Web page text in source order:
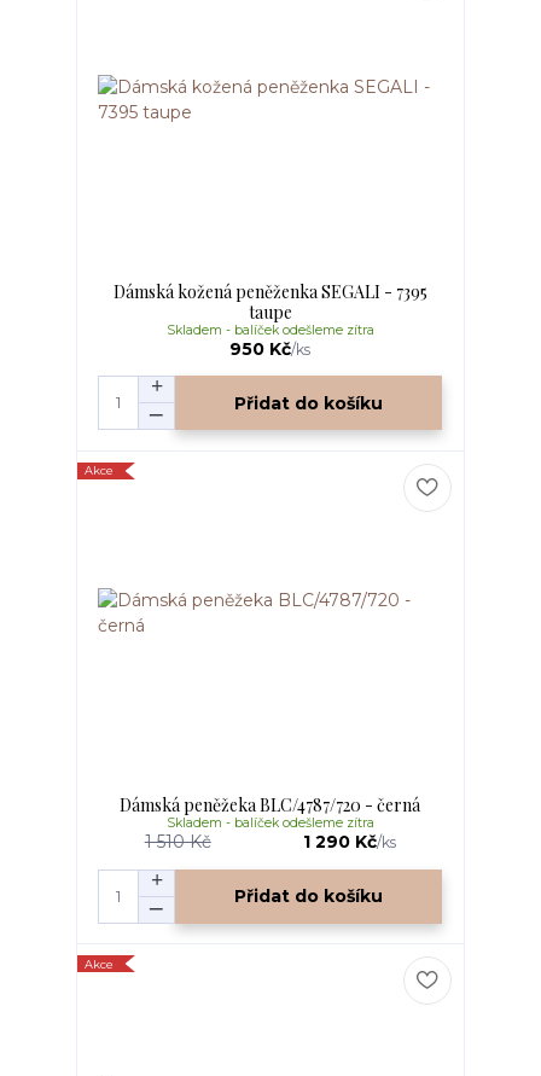
Dámská kožená peněženka SEGALI - 7395
taupe
950 Kč/ks
Skladem - balíček odešleme zítra
Přidat do košíku
Akce
Dámská peněžeka BLC/4787/720 - černá
1 510 Kč 1 290 Kč/ks
Skladem - balíček odešleme zítra
Přidat do košíku
Akce